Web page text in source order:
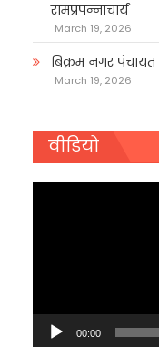
रामप्रपन्नाचार्य
March 19, 2026
बिक्रम नगर पंचायत
March 19, 2026
वीडियो
00:00